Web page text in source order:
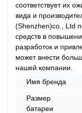
соответствует их
вида и
(Shenzhen)co., Ltd
средств в
разработок и
может внести
нашей компании.
Имя бренда
Размер
батареи